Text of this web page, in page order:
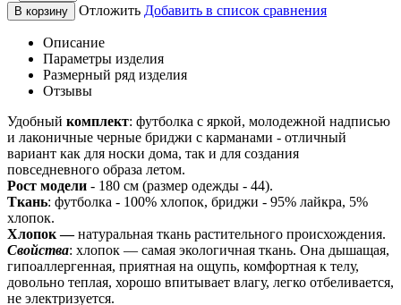
В корзину Отложить Добавить в список сравнения
Описание
Параметры изделия
Размерный ряд изделия
Отзывы
Удобный комплект: футболка с яркой, молодежной надписью
и лаконичные черные бриджи с карманами - отличный
вариант как для носки дома, так и для создания
повседневного образа летом.
Рост модели - 180 см (размер одежды - 44).
Ткань: футболка - 100% хлопок, бриджи - 95% лайкра, 5%
хлопок.
Хлопок —натуральная ткань растительного происхождения.
Свойства: хлопок — самая экологичная ткань. Она дышащая,
гипоаллергенная, приятная на ощупь, комфортная к телу,
довольно теплая, хорошо впитывает влагу, легко отбеливается,
не электризуется.